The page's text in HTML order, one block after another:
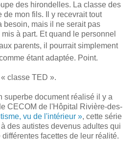
des hirondelles. La classe des
de mon fils. Il y recevrait tout
besoin, mais il ne serait pas
à part. Et quand le personnel
parents, il pourrait simplement
étant adaptée. Point.
classe TED ».
superbe document réa lisé il y a
CECOM de l'Hôpital Rivière-des-
vu de l'intérieur », cette série
des autistes devenus adultes qui
facettes de leur réalité.